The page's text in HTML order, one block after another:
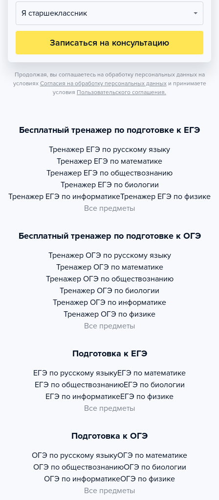
Я старшеклассник
Записаться на консультацию
Продолжая, вы соглашаетесь на обработку персональных данных на
условиях Согласия на обработку персональных данных и принимаете
условия Пользовательского соглашения.
Бесплатный тренажер по подготовке к ЕГЭ
Тренажер ЕГЭ по русскому языку
Тренажер ЕГЭ по математике
Тренажер ЕГЭ по обществознанию
Тренажер ЕГЭ по биологии
Тренажер ЕГЭ по информатикеТренажер ЕГЭ по физике
Все предметы
Бесплатный тренажер по подготовке к ОГЭ
Тренажер ОГЭ по русскому языку
Тренажер ОГЭ по математике
Тренажер ОГЭ по обществознанию
Тренажер ОГЭ по биологии
Тренажер ОГЭ по информатике
Тренажер ОГЭ по физике
Все предметы
Подготовка к ЕГЭ
ЕГЭ по русскому языкуЕГЭ по математике
ЕГЭ по обществознаниюЕГЭ по биологии
ЕГЭ по информатикеЕГЭ по физике
Все предметы
Подготовка к ОГЭ
ОГЭ по русскому языкуОГЭ по математике
ОГЭ по обществознаниюОГЭ по биологии
ОГЭ по информатикеОГЭ по физике
Все предметы